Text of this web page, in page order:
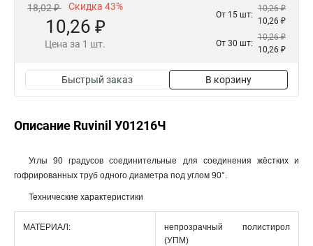
18,02 ₽ Скидка 43%
10,26 ₽
Цена за 1 шт.
От 15 шт:
10,26 ₽
10,26 ₽
От 30 шт:
10,26 ₽
10,26 ₽
Быстрый заказ В корзину
Описание Ruvinil У01216Ч
Углы 90 градусов соединительные для соединения жёстких и
гофрированных труб одного диаметра под углом 90°.
Технические характеристики
МАТЕРИАЛ:
непрозрачный полистирол
(УПМ)